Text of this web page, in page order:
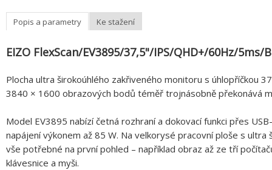
Popis a parametry Ke stažení
EIZO FlexScan/EV3895/37,5"/IPS/QHD+/60Hz/5ms/
Plocha ultra širokoúhlého zakřiveného monitoru s úhlopříčkou
3840 × 1600 obrazových bodů téměř trojnásobně překonává
Model EV3895 nabízí četná rozhraní a dokovací funkci přes
napájení výkonem až 85 W. Na velkorysé pracovní ploše s
vše potřebné na první pohled – například obraz až ze tří
klávesnice a myši.